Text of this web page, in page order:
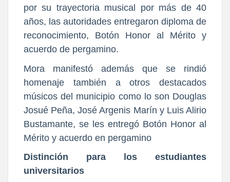
por su trayectoria musical por más de 40
años, las autoridades entregaron diploma de
reconocimiento, Botón Honor al Mérito y
acuerdo de pergamino.
Mora manifestó además que se rindió
homenaje también a otros destacados
músicos del municipio como lo son Douglas
Josué Peña, José Argenis Marín y Luis Alirio
Bustamante, se les entregó Botón Honor al
Mérito y acuerdo en pergamino
Distinción para los estudiantes
universitarios